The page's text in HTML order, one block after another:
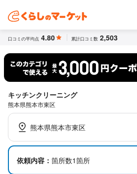
口コミの平均点 4.80 累計口コミ数 2,503
キッチンクリーニング
熊本県熊本市東区
熊本県熊本市東区
依頼内容： 箇所数1箇所